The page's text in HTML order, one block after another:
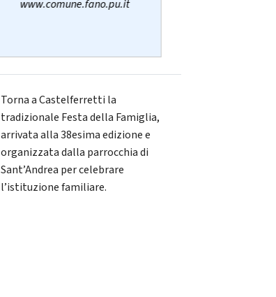
www.comune.fano.pu.it
Torna a Castelferretti la
tradizionale Festa della Famiglia,
arrivata alla 38esima edizione e
organizzata dalla parrocchia di
Sant’Andrea per celebrare
l’istituzione familiare.